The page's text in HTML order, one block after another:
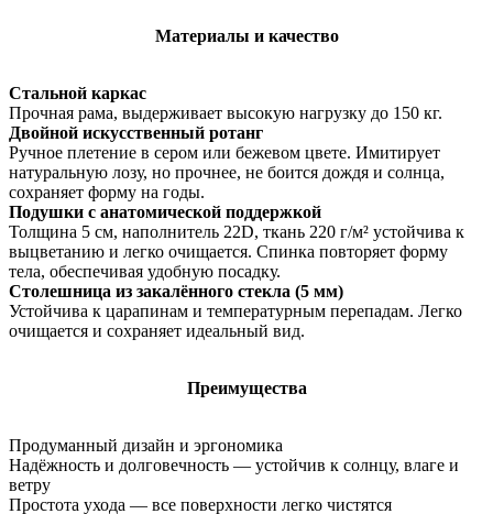
Материалы и качество
Стальной каркас
Прочная рама, выдерживает высокую нагрузку до 150 кг.
Двойной искусственный ротанг
Ручное плетение в сером или бежевом цвете. Имитирует
натуральную лозу, но прочнее, не боится дождя и солнца,
сохраняет форму на годы.
Подушки с анатомической поддержкой
Толщина 5 см, наполнитель 22D, ткань 220 г/м² устойчива к
выцветанию и легко очищается. Спинка повторяет форму
тела, обеспечивая удобную посадку.
Столешница из закалённого стекла (5 мм)
Устойчива к царапинам и температурным перепадам. Легко
очищается и сохраняет идеальный вид.
Преимущества
Продуманный дизайн и эргономика
Надёжность и долговечность — устойчив к солнцу, влаге и
ветру
Простота ухода — все поверхности легко чистятся